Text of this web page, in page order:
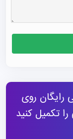
رایگان روی
را تکمیل کنید